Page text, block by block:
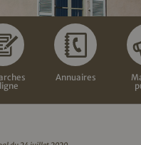
Annuaires